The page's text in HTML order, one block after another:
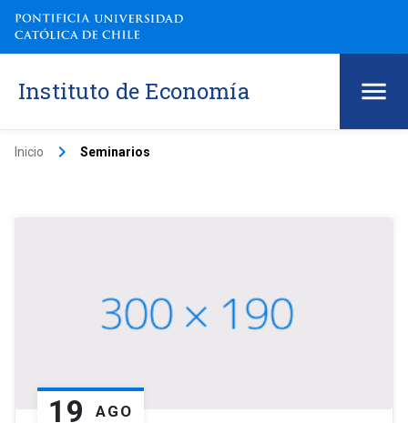
Instituto de Economía
Inicio keyboard_arrow_right Seminarios
19 AGO